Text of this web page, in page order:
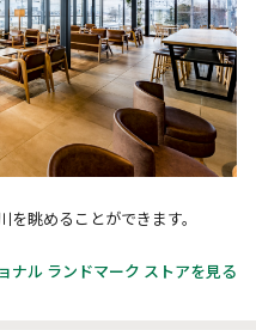
眺めることができます。
ナル ランドマーク ストアを見る